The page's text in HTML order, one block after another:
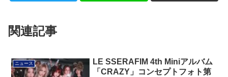
関連記事
ニュース
LE SSERAFIM 4th Miniアルバム
「CRAZY」コンセプトフォト第